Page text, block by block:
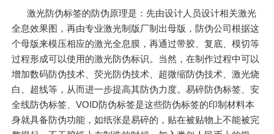
激光防伪标签的防伪原理是：先由设计人员设计相关激光
全息效果图，再由专业激光制版厂制出母版，防伪公司根据这
个母版来模压相应的激光全息膜，再通过带胶、复底、模切等
过程形成可以使用的激光防伪标识。当然，在制作过程中可以
增加数码防伪技术、荧光防伪技术、超微缩防伪技术、激光烧
白、超线等，从而进一步提高其防伪力度。易碎防伪标签、安
全线防伪标签、VOID防伪标签是这些防伪标签的印制材料本
身就具备防伪功能，如纸张是易碎的，贴在被贴物上不能被完